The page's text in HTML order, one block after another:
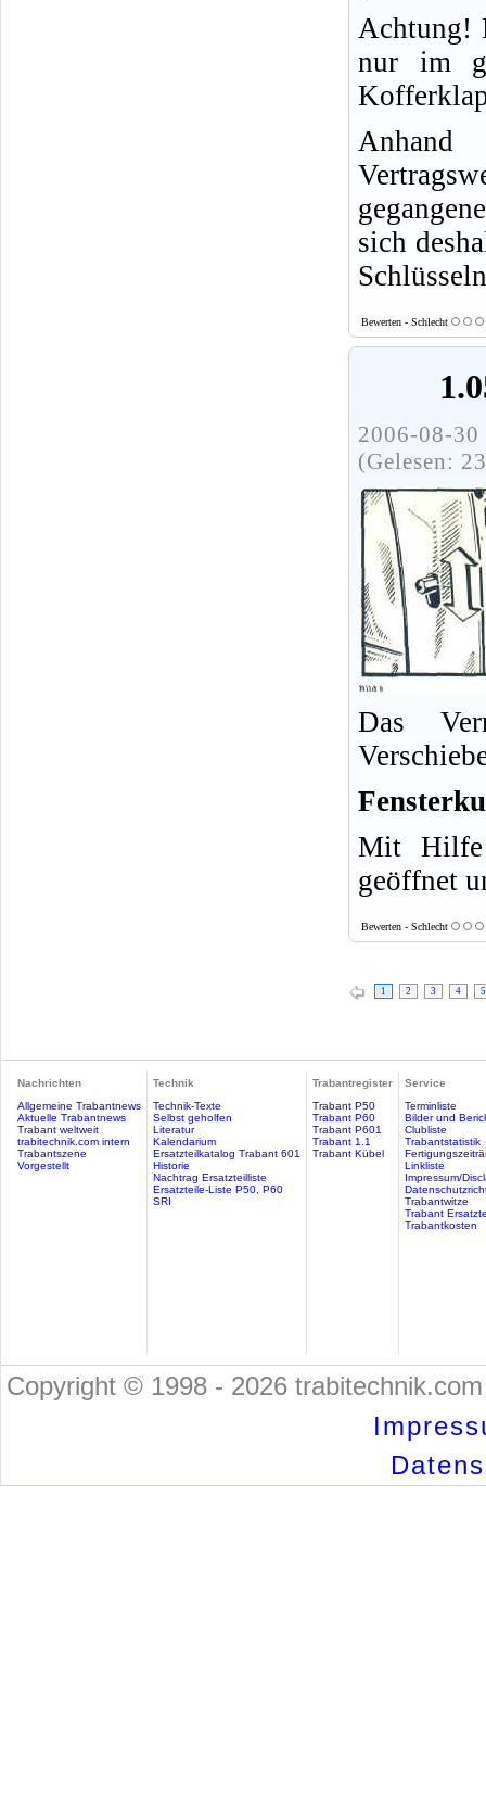
Achtung!
nur im
Anhand
sich
Bewerten - Schlecht
2006-08-
(Gelesen:
Das
Mit Hilfe
geöffnet
Bewerten - Schlecht
1 2 3 4 5
Nachrichten
Allgemeine Trabantnews
Aktuelle Trabantnews
Trabant weltweit
trabitechnik.com intern
Trabantszene
Vorgestellt
Technik
Technik-Texte
Selbst geholfen
Literatur
Kalendarium
Ersatzteilkatalog Trabant 601
Historie
Nachtrag Ersatzteilliste
Ersatzteile-Liste P50, P60
SRI
Trabantregister
Trabant P50
Trabant P60
Trabant P601
Trabant 1.1
Trabant Kübel
Service
Terminliste
Bilder und
Clubliste
Trabantstatistik
Linkliste
Impressum/
Trabantwitze
Trabant
Trabantkosten
Copyright © 1998 - 2026